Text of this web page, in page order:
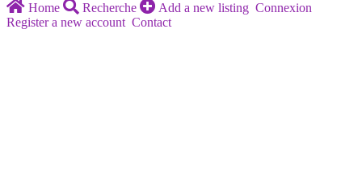
Home
Recherche Add a new listing Connexion
Register a new account Contact